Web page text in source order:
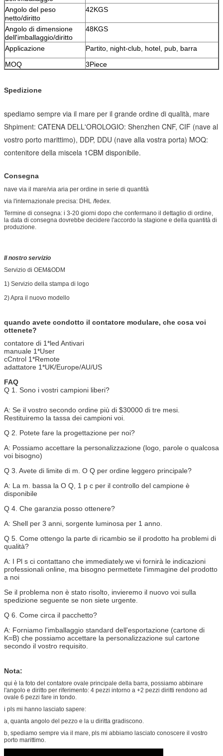
Angolo del peso
netto/diritto
42KGS
Angolo di dimensione
dell'imballaggio/diritto
48KGS
Applicazione
Partito, night-club, hotel, pub, barra
MOQ
3Piece
Spedizione
spediamo sempre via il mare per il grande ordine di qualità, mare
Shpiment: CATENA DELL'OROLOGIO: Shenzhen CNF, CIF (nave al
vostro porto marittimo), DDP, DDU (nave alla vostra porta) MOQ:
contenitore della miscela 1CBM disponibile.
Consegna
nave via il mare/via aria per ordine in serie di quantità
via l'internazionale precisa: DHL /fedex.
Termine di consegna: i 3-20 giorni dopo che confermano il dettaglio di ordine,
la data di consegna dovrebbe decidere l'accordo la stagione e della quantità di
produzione.
Il nostro servizio
Servizio di OEM&ODM
1) Servizio della stampa di logo
2) Apra il nuovo modello
quando avete condotto il contatore modulare, che cosa voi
ottenete?
contatore di 1*led Antivari
manuale 1*User
cCntrol 1*Remote
adattatore 1*UK/Europe/AU/US
FAQ
Q 1. Sono i vostri campioni liberi?
A: Se il vostro secondo ordine più di $30000 di tre mesi.
Restituiremo la tassa dei campioni voi.
Q 2. Potete fare la progettazione per noi?
A: Possiamo accettare la personalizzazione (logo, parole o qualcosa
voi bisogno)
Q 3. Avete di limite di m. O Q per ordine leggero principale?
A: La m. bassa la O Q, 1 p c per il controllo del campione è
disponibile
Q 4. Che garanzia posso ottenere?
A: Shell per 3 anni, sorgente luminosa per 1 anno.
Q 5. Come ottengo la parte di ricambio se il prodotto ha problemi di
qualità?
A: I Pl s ci contattano che immediately.we vi fornirà le indicazioni
professionali online, ma bisogno permettete l'immagine del prodotto
a noi
Se il problema non è stato risolto, invieremo il nuovo voi sulla
spedizione seguente se non siete urgente.
Q 6. Come circa il pacchetto?
A: Forniamo l'imballaggio standard dell'esportazione (cartone di
K=B) che possiamo accettare la personalizzazione sul cartone
secondo il vostro requisito.
Nota:
qui è la foto del contatore ovale principale della barra, possiamo abbinare
l'angolo e diritto per riferimento: 4 pezzi intorno a +2 pezzi diritti rendono ad
ovale 6 pezzi fare in tondo.
i pls mi hanno lasciato sapere:
a, quanta angolo del pezzo e la u diritta gradiscono.
b, spediamo sempre via il mare, pls mi abbiamo lasciato conoscere il vostro
porto marittimo.